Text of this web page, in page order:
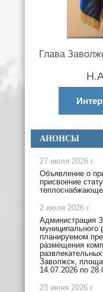
Глава
АНОНСЫ
27 июля 2026 г.
Объявление о
присвоение
2 июля 2026 г.
Администрация
муниципального
планируемом
размещения
Заволжск,
14.07.2026 по
23 июня 2026 г.